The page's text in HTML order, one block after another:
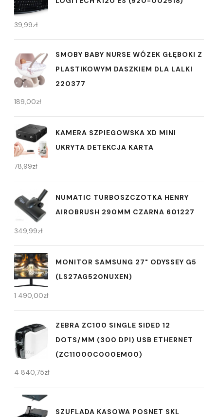
39,99zł
SMOBY BABY NURSE WÓZEK GŁĘBOKI Z
PLASTIKOWYM DASZKIEM DLA LALKI
220377
189,00zł
KAMERA SZPIEGOWSKA XD MINI
UKRYTA DETEKCJA KARTA
78,99zł
NUMATIC TURBOSZCZOTKA HENRY
AIROBRUSH 290MM CZARNA 601227
349,99zł
MONITOR SAMSUNG 27" ODYSSEY G5
(LS27AG520NUXEN)
1 490,00zł
ZEBRA ZC100 SINGLE SIDED 12
DOTS/MM (300 DPI) USB ETHERNET
(ZC11000C000EM00)
4 840,75zł
SZUFLADA KASOWA POSNET SKL